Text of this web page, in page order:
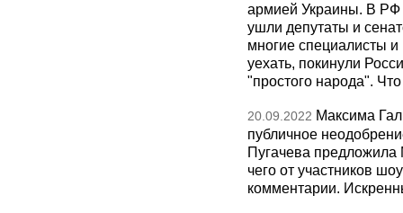
армией Украины. В РФ
ушли депутаты и
многие специалисты и
уехать, покинули
"простого народа".
20.09.2022 Максима
публичное
Пугачева предложила
чего от участников
комментарии.